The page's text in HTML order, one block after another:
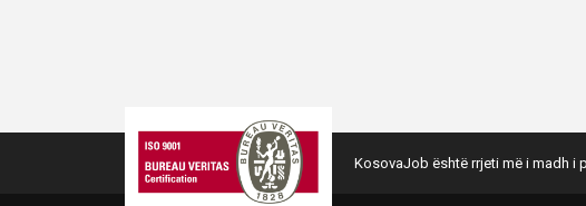
KosovaJob është rrjeti më i madh i